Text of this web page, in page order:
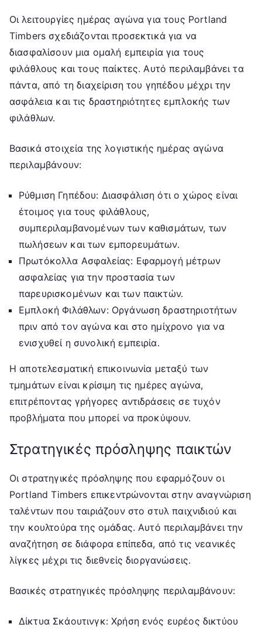
Οι λειτουργίες ημέρας αγώνα για τους Portland
Timbers σχεδιάζονται προσεκτικά για να
διασφαλίσουν μια ομαλή εμπειρία για τους
φιλάθλους και τους παίκτες. Αυτό περιλαμβάνει τα
πάντα, από τη διαχείριση του γηπέδου μέχρι την
ασφάλεια και τις δραστηριότητες εμπλοκής των
φιλάθλων.
Βασικά στοιχεία της λογιστικής ημέρας αγώνα
περιλαμβάνουν:
Ρύθμιση Γηπέδου: Διασφάλιση ότι ο χώρος είναι
έτοιμος για τους φιλάθλους,
συμπεριλαμβανομένων των καθισμάτων, των
πωλήσεων και των εμπορευμάτων.
Πρωτόκολλα Ασφαλείας: Εφαρμογή μέτρων
ασφαλείας για την προστασία των
παρευρισκομένων και των παικτών.
Εμπλοκή Φιλάθλων: Οργάνωση δραστηριοτήτων
πριν από τον αγώνα και στο ημίχρονο για να
ενισχυθεί η συνολική εμπειρία.
Η αποτελεσματική επικοινωνία μεταξύ των
τμημάτων είναι κρίσιμη τις ημέρες αγώνα,
επιτρέποντας γρήγορες αντιδράσεις σε τυχόν
προβλήματα που μπορεί να προκύψουν.
Στρατηγικές πρόσληψης παικτών
Οι στρατηγικές πρόσληψης που εφαρμόζουν οι
Portland Timbers επικεντρώνονται στην αναγνώριση
ταλέντων που ταιριάζουν στο στυλ παιχνιδιού και
την κουλτούρα της ομάδας. Αυτό περιλαμβάνει την
αναζήτηση σε διάφορα επίπεδα, από τις νεανικές
λίγκες μέχρι τις διεθνείς διοργανώσεις.
Βασικές στρατηγικές πρόσληψης περιλαμβάνουν:
Δίκτυα Σκάουτινγκ: Χρήση ενός ευρέος δικτύου